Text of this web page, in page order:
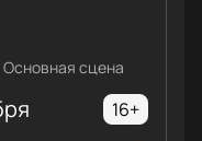
сцена
16+